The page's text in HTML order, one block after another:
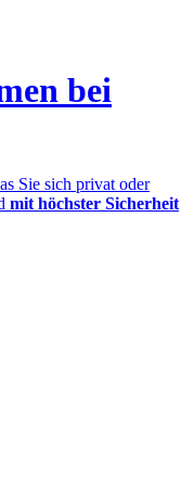
bei
Sie sich privat oder
mit höchster Sicherheit